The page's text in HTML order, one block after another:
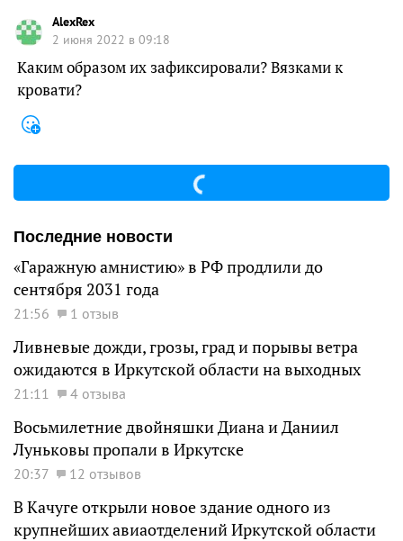
AleхRex
2 июня 2022 в 09:18
Каким образом их зафиксировали? Вязками к
кровати?
Последние новости
«Гаражную амнистию» в РФ продлили до
сентября 2031 года
21:56 1 отзыв
Ливневые дожди, грозы, град и порывы ветра
ожидаются в Иркутской области на выходных
21:11 4 отзыва
Восьмилетние двойняшки Диана и Даниил
Луньковы пропали в Иркутске
20:37 12 отзывов
В Качуге открыли новое здание одного из
крупнейших авиаотделений Иркутской области